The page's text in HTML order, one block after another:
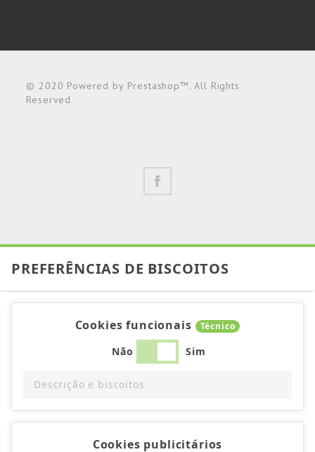
© 2020 Powered by Prestashop™. All Rights
Reserved.
PREFERÊNCIAS DE BISCOITOS
Cookies funcionais Técnico
Não Sim
Descrição e biscoitos
Cookies publicitários